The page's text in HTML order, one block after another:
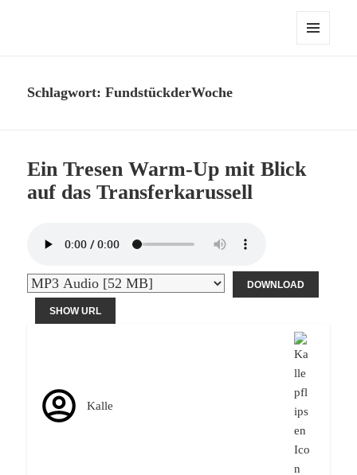
Die Werder Raute – Der Stammtisch
Schlagwort:FundstückderWoche
Ein Tresen Warm-Up mit Blick
auf das Transferkarussell
DOWNLOAD
SHOW URL
Kalle